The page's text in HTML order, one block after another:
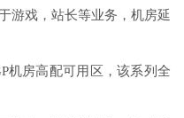
游戏，站长等业务，机房延
机房高配可用区，该系列全